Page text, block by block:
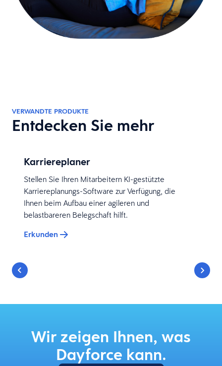
VERWANDTE PRODUKTE
Entdecken Sie mehr
Karriereplaner
Stellen Sie Ihren Mitarbeitern KI-gestützte
Karriereplanungs-Software zur Verfügung, die
Ihnen beim Aufbau einer agileren und
belastbareren Belegschaft hilft.
Erkunden
Wir zeigen Ihnen, was
Dayforce kann.